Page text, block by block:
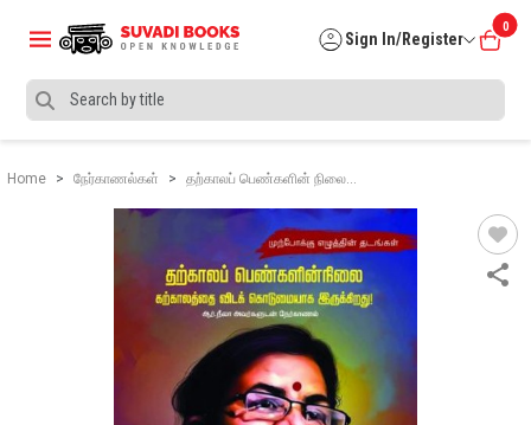
Sign In/Register
0
Home நேர்காணல்கள் தற்காலப் பெண்களின் நிலை…